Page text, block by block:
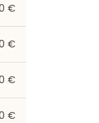
€
€
€
€